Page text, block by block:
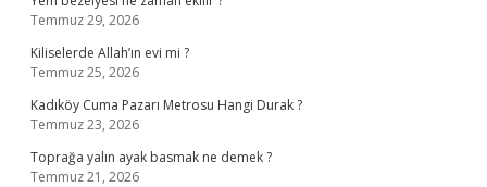
Temmuz 29, 2026
Kiliselerde Allah’ın evi mi ?
Temmuz 25, 2026
Kadıköy Cuma Pazarı Metrosu Hangi Durak ?
Temmuz 23, 2026
Toprağa yalın ayak basmak ne demek ?
Temmuz 21, 2026